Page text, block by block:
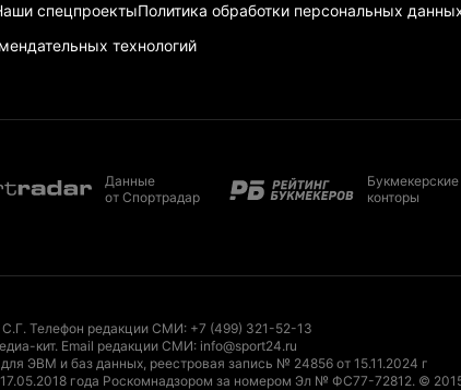
спецпроектыПолитика обработки персональных
технологий
Данные
от Спортрадар
Букмекерские
конторы
С.Г. Телефон редакции СМИ: +7 (499) 321-52-13
кит. Email редакции СМИ: info@sport24.ru
ЭВМ и баз данных, реестровая запись № 24856 от 15.11.2024 г
года Роскомнадзором за номером Эл № ФС77-72812. ©